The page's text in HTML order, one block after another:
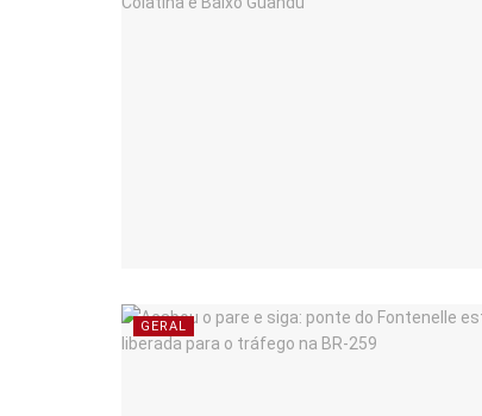
GERAL